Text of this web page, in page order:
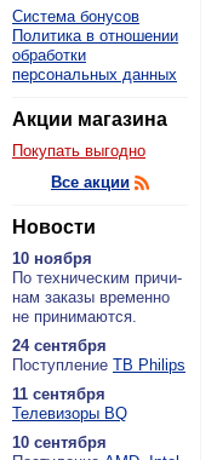
Система бонусов
Политика в отношении
обработки
персональных данных
Акции магазина
Покупать выгодно
Все акции
Новости
10 ноября
По тех­ни­че­ским при­чи­
нам за­ка­зы вре­мен­но
не при­ни­ма­ют­ся.
24 сентября
По­ступ­ле­ние ТВ Philips
11 сентября
Теле­ви­зо­ры BQ
10 сентября